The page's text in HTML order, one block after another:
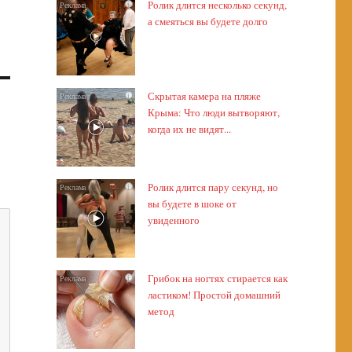
i
Ролик длится несколько секунд,
а смеяться вы будете долго
i
Скрытая камера на пляже
Крыма: Что люди вытворяют,
когда их не видят...
i
Ролик длится пару секунд, но
вы будете в шоке от
увиденного
i
Грибок на ногтях стирается как
ластиком! Простой домашний
метод